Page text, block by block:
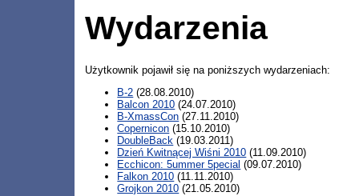
Wydarzenia
Użytkownik pojawił się na poniższych wydarzeniach:
B-2 (28.08.2010)
Balcon 2010 (24.07.2010)
B-XmassCon (27.11.2010)
Copernicon (15.10.2010)
DoubleBack (19.03.2011)
Dzień Kwitnącej Wiśni 2010 (11.09.2010)
Ecchicon: 5ummer 5pecial (09.07.2010)
Falkon 2010 (11.11.2010)
Grojkon 2010 (21.05.2010)